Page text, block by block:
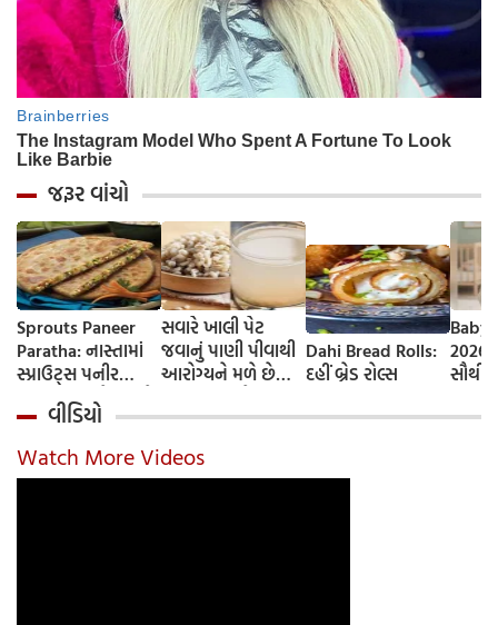
જરૂર વાંચો
Sprouts Paneer
Paratha: નાસ્તામાં
સ્પ્રાઉટ્સ પનીર
પરાઠા બનાવો, તમને
પ્રોટીનનો ડબલ ડોઝ
મળશે
સવારે ખાલી પેટ
જવાનું પાણી પીવાથી
આરોગ્યને મળે છે
જાણીએ તેના ફાયદા
અને ઉપયોગ કરવાની
યોગ્ય રીત
Dahi Bread Rolls:
દહીં બ્રેડ રોલ્સ
Baby
વીડિયો
Watch More Videos